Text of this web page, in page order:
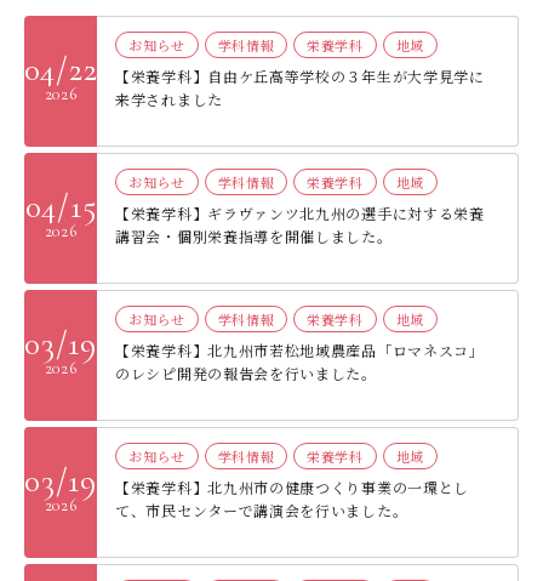
お知らせ
採用情報
デジタルパンフレット
国際交流
九州女子大学大学院
人間科学専攻（修士課程）
教員検索
学生サポート
北九州市の企業情報・求人情報
就職なんでも相談窓口
オープンキャンパス
WEB相談会
進路相談会案内
出前授業（高校生向け）
大規模災害により被災した本入学への特別措置
04/22
2026
お知らせ 学科情報 栄養学科 地域
【栄養学科】自由ケ丘高等学校の３年生が大学見学に
来学されました
04/15
2026
お知らせ 学科情報 栄養学科 地域
【栄養学科】ギラヴァンツ北九州の選手に対する栄養
講習会・個別栄養指導を開催しました。
03/19
2026
お知らせ 学科情報 栄養学科 地域
【栄養学科】北九州市若松地域農産品「ロマネスコ」
のレシピ開発の報告会を行いました。
03/19
2026
お知らせ 学科情報 栄養学科 地域
【栄養学科】北九州市の健康つくり事業の一環とし
て、市民センターで講演会を行いました。